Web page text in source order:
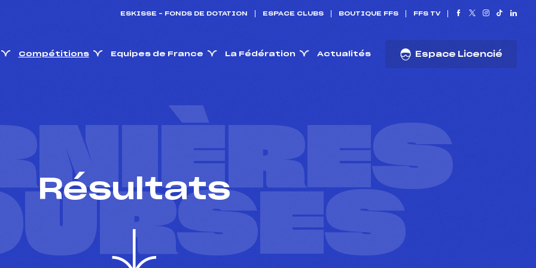
ESKISSE – FONDS DE DOTATION ESPACE CLUBS BOUTIQUE FFS FFS TV
Compétitions Equipes de France La Fédération Actualités Espace Licencié
Résultats